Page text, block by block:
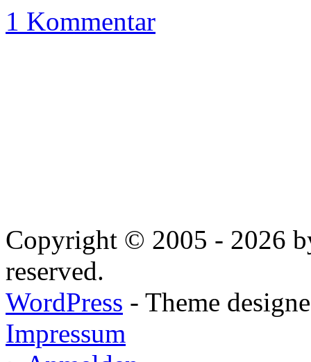
1 Kommentar
Copyright © 2005 - 2026
reserved.
WordPress - Theme
Impressum